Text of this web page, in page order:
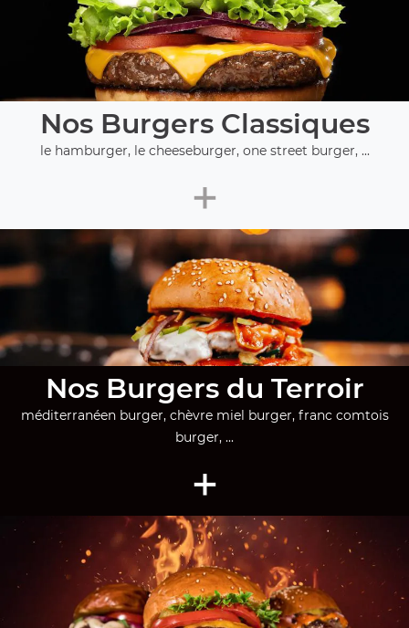
Nos Burgers Classiques
le hamburger, le cheeseburger, one street burger, ...
+
Nos Burgers du Terroir
méditerranéen burger, chèvre miel burger, franc comtois
burger, ...
+